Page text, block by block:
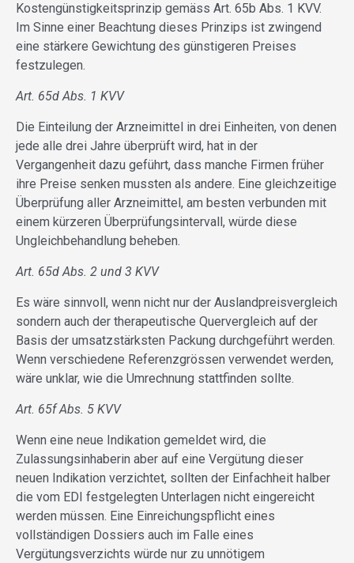
Kostengünstigkeitsprinzip gemäss Art. 65b Abs. 1 KVV.
Im Sinne einer Beachtung dieses Prinzips ist zwingend
eine stärkere Gewichtung des günstigeren Preises
festzulegen.
Art. 65d Abs. 1 KVV
Die Einteilung der Arzneimittel in drei Einheiten, von denen
jede alle drei Jahre überprüft wird, hat in der
Vergangenheit dazu geführt, dass manche Firmen früher
ihre Preise senken mussten als andere. Eine gleichzeitige
Überprüfung aller Arzneimittel, am besten verbunden mit
einem kürzeren Überprüfungsintervall, würde diese
Ungleichbehandlung beheben.
Art. 65d Abs. 2 und 3 KVV
Es wäre sinnvoll, wenn nicht nur der Auslandpreisvergleich
sondern auch der therapeutische Quervergleich auf der
Basis der umsatzstärksten Packung durchgeführt werden.
Wenn verschiedene Referenzgrössen verwendet werden,
wäre unklar, wie die Umrechnung stattfinden sollte.
Art. 65f Abs. 5 KVV
Wenn eine neue Indikation gemeldet wird, die
Zulassungsinhaberin aber auf eine Vergütung dieser
neuen Indikation verzichtet, sollten der Einfachheit halber
die vom EDI festgelegten Unterlagen nicht eingereicht
werden müssen. Eine Einreichungspflicht eines
vollständigen Dossiers auch im Falle eines
Vergütungsverzichts würde nur zu unnötigem